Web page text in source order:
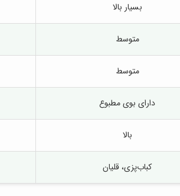
بسیار بالا
متوسط
متوسط
دارای بوی مطبوع
بالا
کباب‌پزی، قلیان